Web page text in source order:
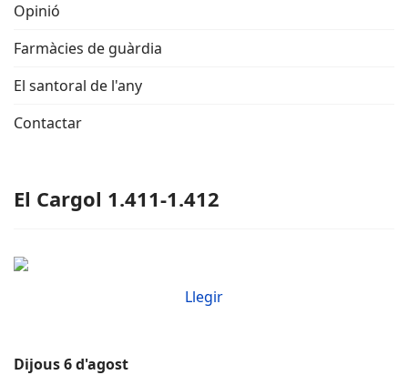
Opinió
Farmàcies de guàrdia
El santoral de l'any
Contactar
El Cargol 1.411-1.412
Llegir
Dijous 6 d'agost